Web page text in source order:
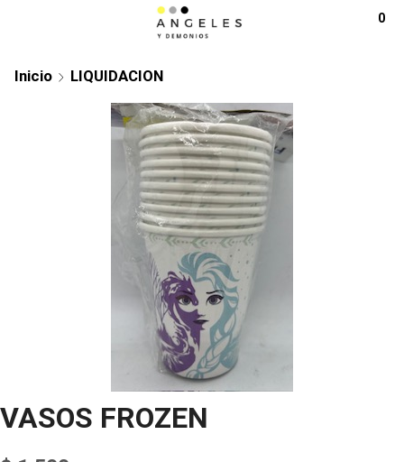
0
Inicio LIQUIDACION
VASOS FROZEN